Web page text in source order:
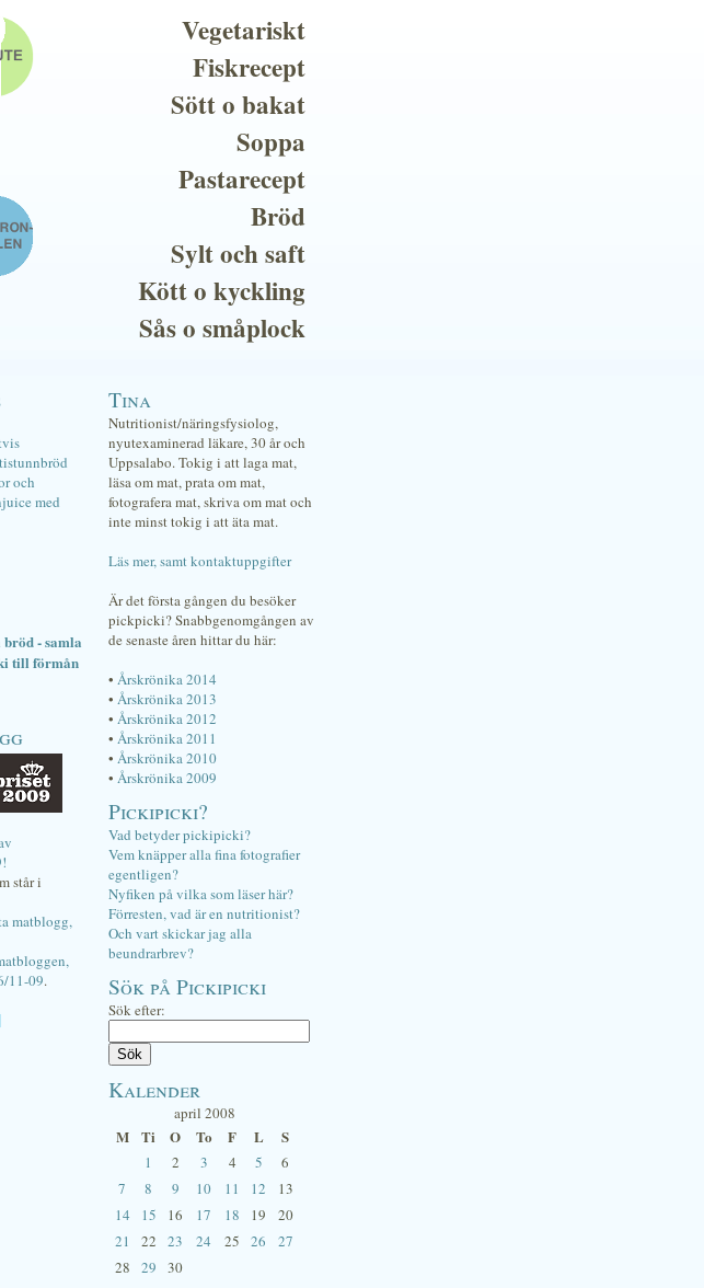
Vegetariskt
Fiskrecept
Sött o bakat
Soppa
Pastarecept
Bröd
Sylt och saft
Kött o kyckling
Sås o småplock
och
med
- samla
till förmån
står i
matblogg,
11-09.
Tina
Nutritionist/näringsfysiolog,
nyutexaminerad läkare, 30 år och
Uppsalabo. Tokig i att laga mat,
läsa om mat, prata om mat,
fotografera mat, skriva om mat och
inte minst tokig i att äta mat.
Läs mer, samt kontaktuppgifter
Är det första gången du besöker
pickpicki? Snabbgenomgången av
de senaste åren hittar du här:
• Årskrönika 2014
• Årskrönika 2013
• Årskrönika 2012
• Årskrönika 2011
• Årskrönika 2010
• Årskrönika 2009
Pickipicki?
Vad betyder pickipicki?
Vem knäpper alla fina fotografier
egentligen?
Nyfiken på vilka som läser här?
Förresten, vad är en nutritionist?
Och vart skickar jag alla
beundrarbrev?
Sök på Pickipicki
Sök efter:
Kalender
april 2008
M Ti O To F L S
1 2 3 4 5
6
7
8 9 10 11 12
13
14
15 16 17 18 19
20
21
22 23 24 25 26
27
28
29 30